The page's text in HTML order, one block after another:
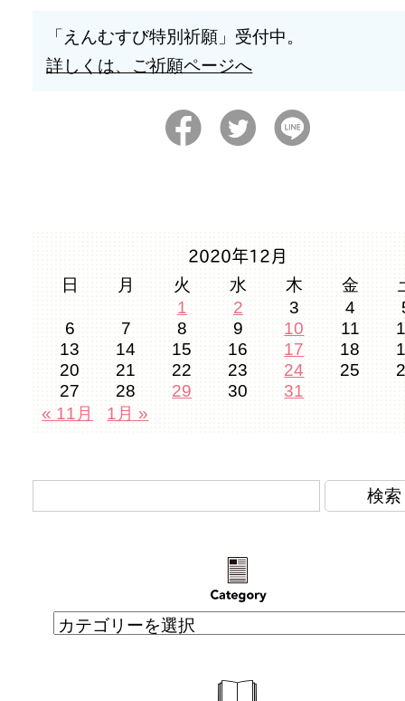
「えんむすび特別祈願」受付中。
詳しくは、ご祈願ページへ
2020年12月
日 月 火 水 木 金
1
2 3 4
6
7 8 9 10 11
13
14 15 16 17 18
20
21 22 23 24 25
27
28 29 30
31
« 11月
1月 »